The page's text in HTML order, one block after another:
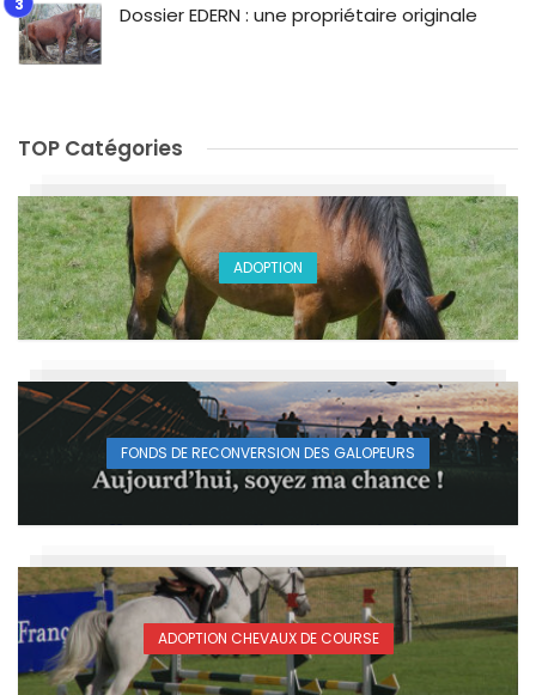
Dossier EDERN : une propriétaire originale
TOP Catégories
ADOPTION
FONDS DE RECONVERSION DES GALOPEURS
ADOPTION CHEVAUX DE COURSE